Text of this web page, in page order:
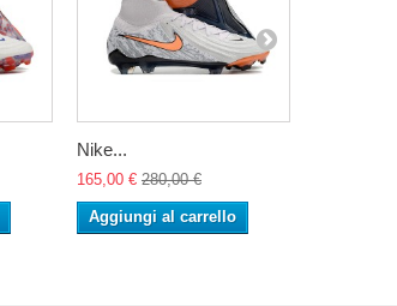
Nike...
165,00 € 280,00 €
Aggiungi al carrello